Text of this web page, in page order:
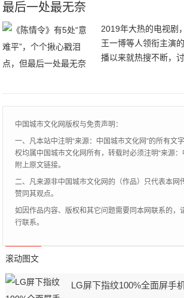
最后一处最无奈
2019年大热的电视剧
王一博等人领衔主演
播以来就热搜不断，
评分从开播时的4.8
中国城市文化网版权与免责声明：
一、凡本站中注明“来源：中国城市文化网”的所有文
权均属中国城市文化网所有，转载时必须注明“来源
附上原文链接。
二、凡来源非中国城市文化网的（作品）只代表本网
赞同其观点。
如因作品内容、版权和其它问题需要同本网联系的，
行联系。
滚动图文
LG屏下指纹100%全面屏手